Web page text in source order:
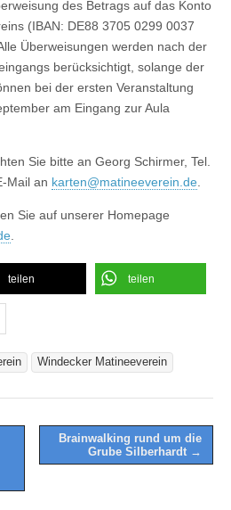
des Betrags auf das Konto
(IBAN: DE88 3705 0299 0037
Überweisungen werden nach der
berücksichtigt, solange der
bei der ersten Veranstaltung
am Eingang zur Aula
Sie bitte an Georg Schirmer, Tel.
Mail an karten@matineeverein.de
Sie auf unserer Homepage
teilen teilen
Windecker Matineeverein
Brainwalking rund um die
Grube Silberhardt →